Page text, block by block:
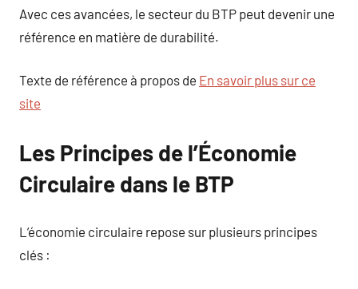
Avec ces avancées, le secteur du BTP peut devenir une
référence en matière de durabilité.
Texte de référence à propos de En savoir plus sur ce
site
Les Principes de l’Économie
Circulaire dans le BTP
L’économie circulaire repose sur plusieurs principes
clés :